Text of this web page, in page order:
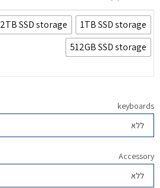
1TB SSD storage
2TB SSD storage
512GB SSD storage
keyboards
Accessory